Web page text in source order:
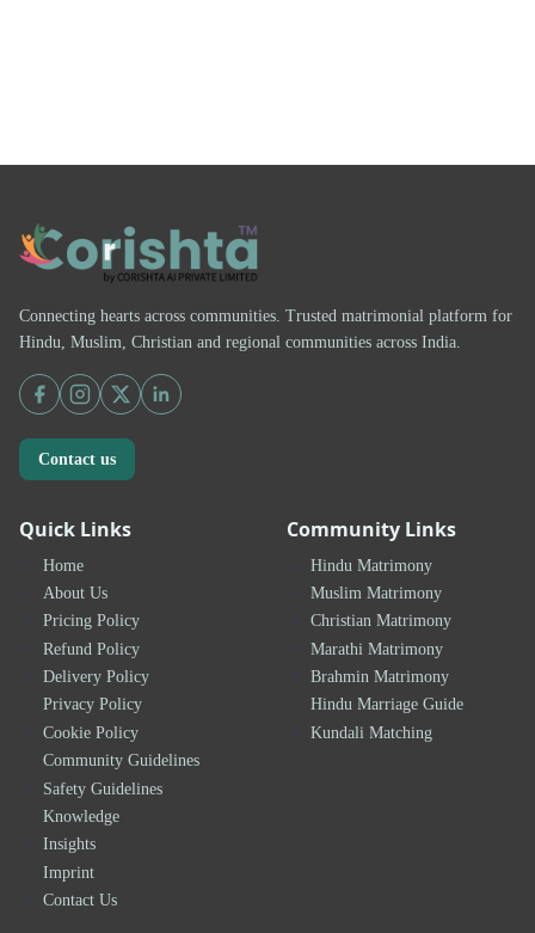
Connecting hearts across communities. Trusted matrimonial platform for
Hindu, Muslim, Christian and regional communities across India.
Contact us
Quick Links
Home
About Us
Pricing Policy
Refund Policy
Delivery Policy
Privacy Policy
Cookie Policy
Community Guidelines
Safety Guidelines
Knowledge
Insights
Imprint
Contact Us
Community Links
Hindu Matrimony
Muslim Matrimony
Christian Matrimony
Marathi Matrimony
Brahmin Matrimony
Hindu Marriage Guide
Kundali Matching